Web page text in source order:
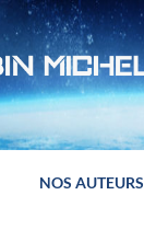
NOS AUTEURS